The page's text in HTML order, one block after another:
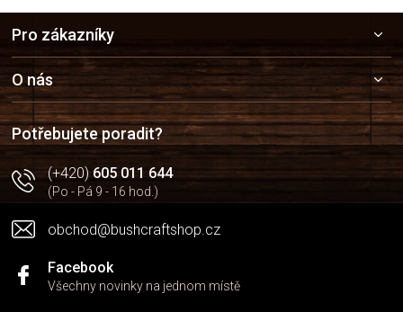
a
t
í
Pro zákazníky
O nás
Potřebujete poradit?
(+420)605 011 644
(Po - Pá 9 - 16 hod.)
obchod@bushcraftshop.cz
Facebook
Všechny novinky na jednom místě